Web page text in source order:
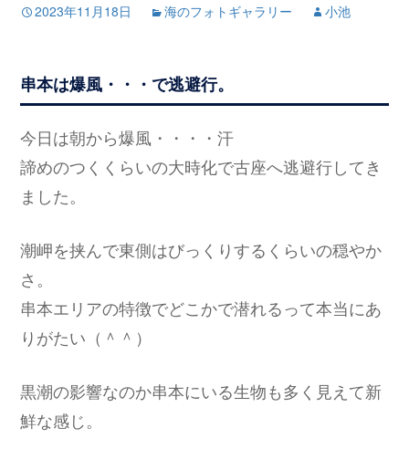
2023年11月18日 海のフォトギャラリー 小池
串本は爆風・・・で逃避行。
今日は朝から爆風・・・・汗
諦めのつくくらいの大時化で古座へ逃避行してき
ました。
潮岬を挟んで東側はびっくりするくらいの穏やか
さ。
串本エリアの特徴でどこかで潜れるって本当にあ
りがたい（＾＾）
黒潮の影響なのか串本にいる生物も多く見えて新
鮮な感じ。